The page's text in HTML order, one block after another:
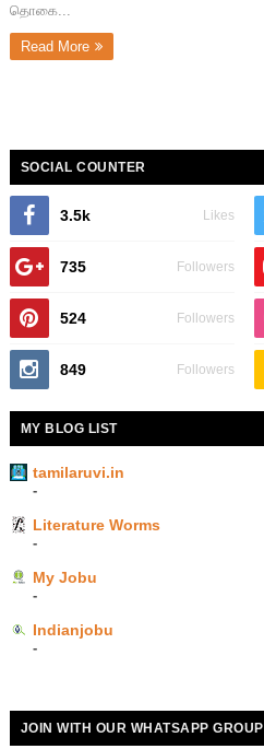
தொகை...
Read More
SOCIAL COUNTER
3.5k Likes
735 Followers
524 Followers
849 Followers
MY BLOG LIST
tamilaruvi.in
-
Literature Worms
-
My Jobu
-
Indianjobu
-
JOIN WITH OUR WHATSAPP GROUP